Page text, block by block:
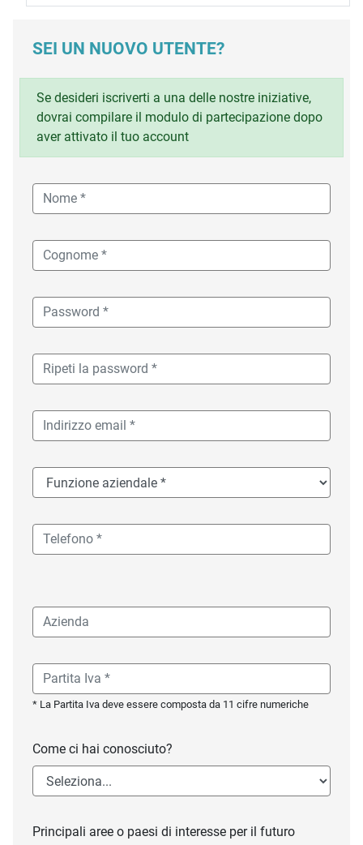
SEI UN NUOVO UTENTE?
Se desideri iscriverti a una delle nostre iniziative,
dovrai compilare il modulo di partecipazione dopo
aver attivato il tuo account
* La Partita Iva deve essere composta da 11 cifre numeriche
Come ci hai conosciuto?
Principali aree o paesi di interesse per il futuro